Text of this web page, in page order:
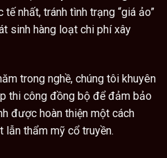
nhất, tránh tình trạng “giá ảo”
sinh hàng loạt chi phí xây
trong nghề, chúng tôi khuyên
thi công đồng bộ để đảm bảo
được hoàn thiện một cách
lẫn thẩm mỹ cổ truyền.